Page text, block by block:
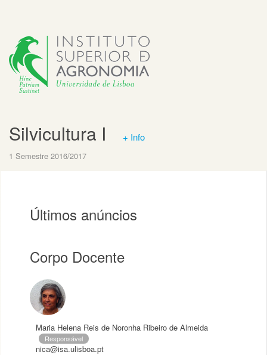
Silvicultura I + Info
1 Semestre 2016/2017
Últimos anúncios
Corpo Docente
Maria Helena Reis de Noronha Ribeiro de Almeida
Responsável
nica@isa.ulisboa.pt